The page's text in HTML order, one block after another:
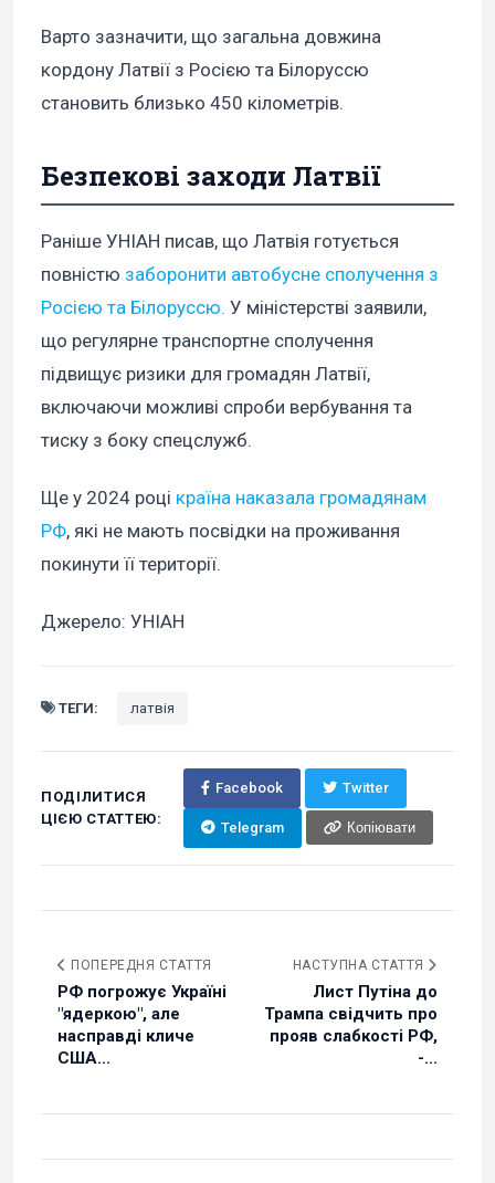
Варто зазначити, що загальна довжина
кордону Латвії з Росією та Білоруссю
становить близько 450 кілометрів.
Безпекові заходи Латвії
Раніше УНІАН писав, що Латвія готується
повністю заборонити автобусне сполучення з
Росією та Білоруссю. У міністерстві заявили,
що регулярне транспортне сполучення
підвищує ризики для громадян Латвії,
включаючи можливі спроби вербування та
тиску з боку спецслужб.
Ще у 2024 році країна наказала громадянам
РФ, які не мають посвідки на проживання
покинути її території.
Джерело: УНІАН
ТЕГИ: латвія
ПОДІЛИТИСЯ
ЦІЄЮ СТАТТЕЮ:
Facebook Twitter
Telegram Копіювати
ПОПЕРЕДНЯ СТАТТЯ
РФ погрожує Україні
"ядеркою", але
насправді кличе
США...
НАСТУПНА СТАТТЯ
Лист Путіна до
Трампа свідчить про
прояв слабкості РФ,
-...